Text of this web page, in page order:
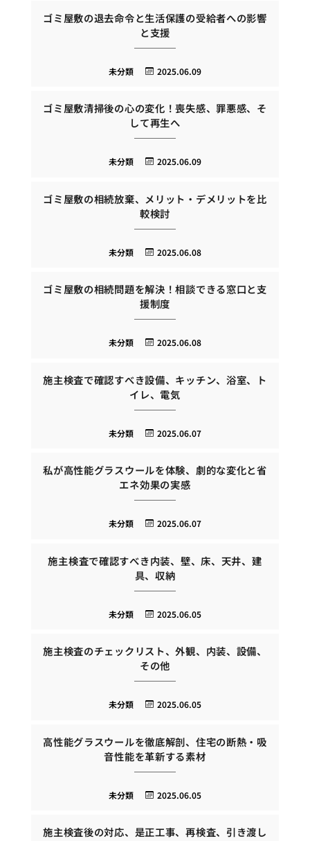
ゴミ屋敷の退去命令と生活保護の受給者への影響
と支援
2025.06.09
未分類
ゴミ屋敷清掃後の心の変化！喪失感、罪悪感、そ
して再生へ
2025.06.09
未分類
ゴミ屋敷の相続放棄、メリット・デメリットを比
較検討
2025.06.08
未分類
ゴミ屋敷の相続問題を解決！相談できる窓口と支
援制度
2025.06.08
未分類
施主検査で確認すべき設備、キッチン、浴室、ト
イレ、電気
2025.06.07
未分類
私が高性能グラスウールを体験、劇的な変化と省
エネ効果の実感
2025.06.07
未分類
施主検査で確認すべき内装、壁、床、天井、建
具、収納
2025.06.05
未分類
施主検査のチェックリスト、外観、内装、設備、
その他
2025.06.05
未分類
高性能グラスウールを徹底解剖、住宅の断熱・吸
音性能を革新する素材
2025.06.05
未分類
施主検査後の対応、是正工事、再検査、引き渡し